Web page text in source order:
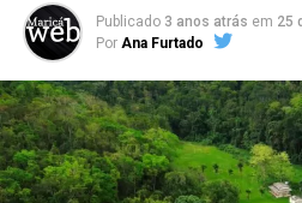
Publicado 3 anos atrás em 25
Por Ana Furtado